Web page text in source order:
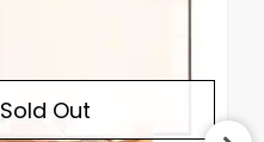
Sold Out